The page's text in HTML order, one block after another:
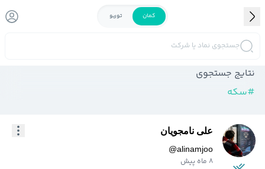
کمان توربو
جستجوی نماد یا شرکت
نتایج جستجوی
#سکه
علی نامجویان
@alinamjoo
8 ماه پیش